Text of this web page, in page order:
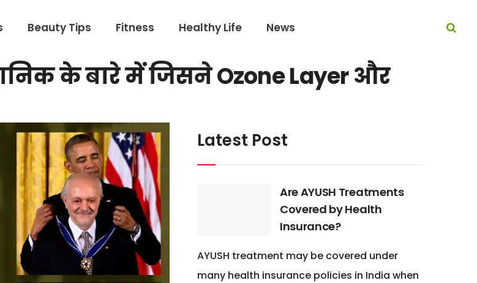
Beauty Tips Fitness Healthy Life News
के बारे में जिसने Ozone Layer और
Latest Post
Are AYUSH Treatments
Covered by Health
Insurance?
AYUSH treatment may be covered under
many health insurance policies in India when